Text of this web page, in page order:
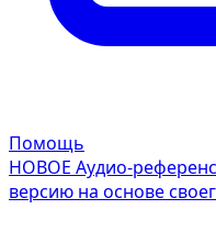
Помощь
НОВОЕ Аудио-
версию на основе